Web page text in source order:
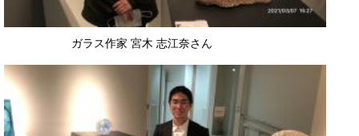
​ ガラス作家 宮木 志江奈さん